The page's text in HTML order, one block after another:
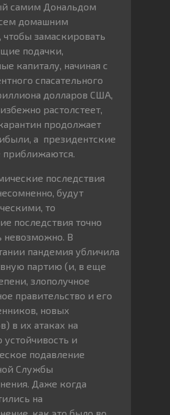
самим Дональдом
домашним
чтобы замаскировать
подачки,
капиталу, начиная с
спасательного
долларов США,
растолстеет,
продолжает
а президентские
последствия
будут
то
последствия точно
невозможно. В
пандемия убличила
партию (и, в еще
злополучное
правительство и его
новых
в их атаках на
и
подавление
Службы
Даже когда
на